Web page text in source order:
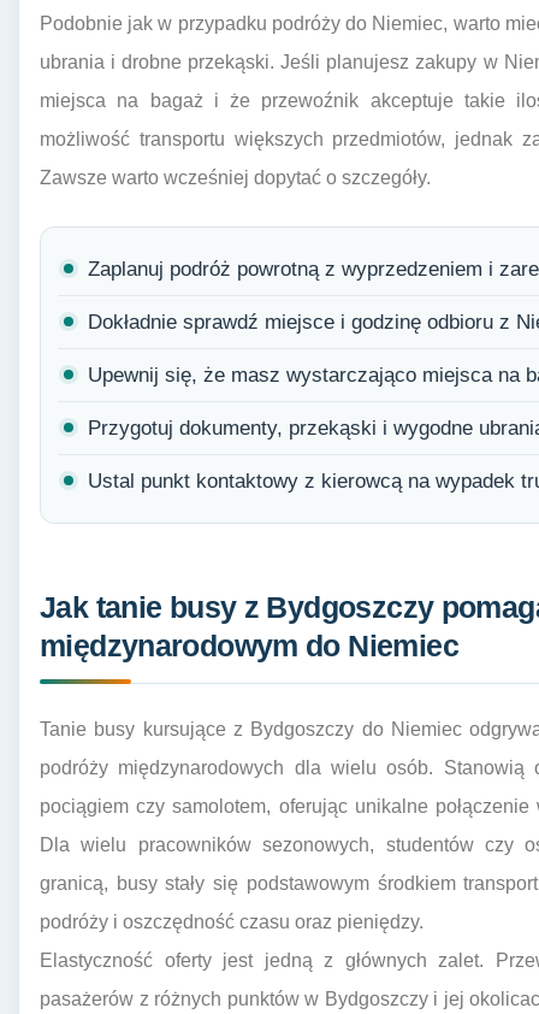
Podobnie jak w przypadku podróży do Niemiec, warto
ubrania i drobne przekąski. Jeśli planujesz zakupy w
miejsca na bagaż i że przewoźnik akceptuje takie
możliwość transportu większych przedmiotów, jednak
Zawsze warto wcześniej dopytać o szczegóły.
Zaplanuj podróż powrotną z wyprzedzeniem i
Dokładnie sprawdź miejsce i godzinę odbioru z
Upewnij się, że masz wystarczająco miejsca na
Przygotuj dokumenty, przekąski i wygodne
Ustal punkt kontaktowy z kierowcą na wypadek
Jak tanie busy z Bydgoszczy
międzynarodowym do Niemiec
Tanie busy kursujące z Bydgoszczy do Niemiec
podróży międzynarodowych dla wielu osób. Stanowią
pociągiem czy samolotem, oferując unikalne
Dla wielu pracowników sezonowych, studentów czy
granicą, busy stały się podstawowym środkiem
podróży i oszczędność czasu oraz pieniędzy.
Elastyczność oferty jest jedną z głównych zalet.
pasażerów z różnych punktów w Bydgoszczy i jej